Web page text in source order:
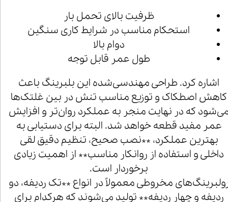
ظرفیت بالای تحمل بار
استحکام مناسب در شرایط کاری سنگین
دوام بالا
طول عمر قابل توجه
اشاره کرد. طراحی مهندسی‌شده این بلبرینگ باعث
کاهش اصطکاک و توزیع مناسب تنش در بین غلتک‌ها
که در نهایت منجر به عملکرد روان‌تر و افزایش
عمر مفید قطعه خواهد شد. البته برای دستیابی به
بهترین عملکرد، **نصب صحیح، تنظیم دقیق لقی
داخلی و استفاده از روانکار مناسب** از اهمیت زیادی
برخوردار است.
مخروطی معمولاً در انواع **تک ردیفه، دو
ردیفه و چهار ردیفه** تولید می‌شوند که هرکدام برای